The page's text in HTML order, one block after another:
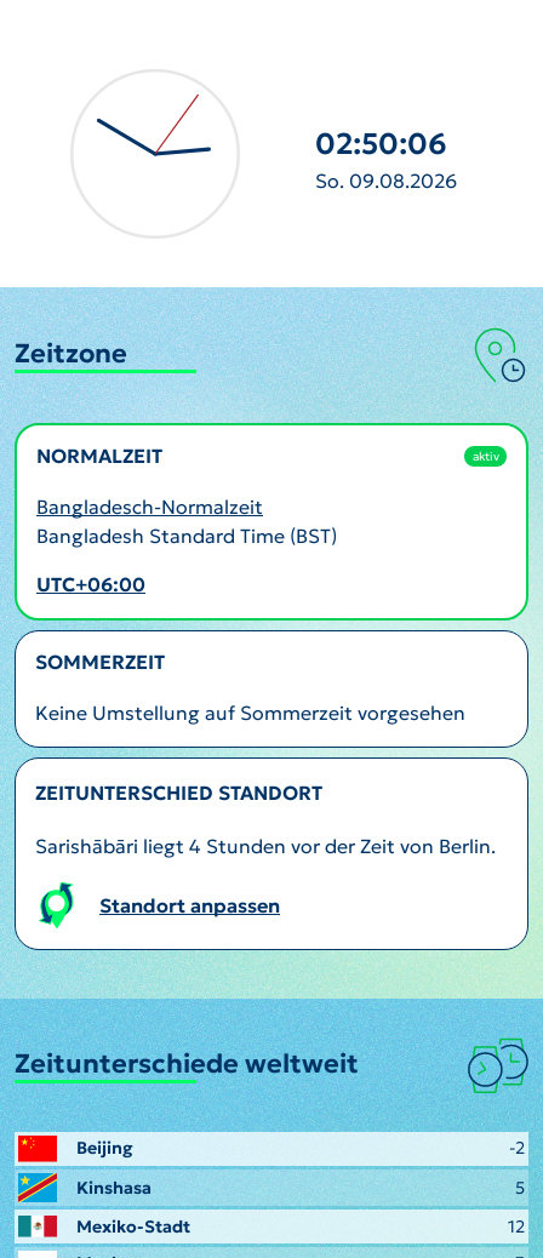
02:50:07
So. 09.08.2026
Zeitzone
NORMALZEIT aktiv
Bangladesch-Normalzeit
Bangladesh Standard Time (BST)
UTC+06:00
SOMMERZEIT
Keine Umstellung auf Sommerzeit vorgesehen
ZEITUNTERSCHIED STANDORT
Sarishābāri liegt 4 Stunden vor der Zeit von Berlin.
Standort anpassen
Zeitunterschiede weltweit
Beijing
-2
Kinshasa
5
Mexiko-Stadt
12